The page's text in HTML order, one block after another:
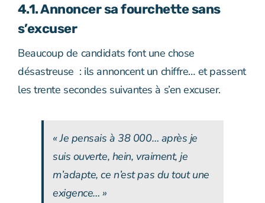
4.1. Annoncer sa fourchette sans
s’excuser
Beaucoup de candidats font une chose
désastreuse : ils annoncent un chiffre… et passent
les trente secondes suivantes à s’en excuser.
« Je pensais à 38 000… après je
suis ouverte, hein, vraiment, je
m’adapte, ce n’est pas du tout une
exigence… »